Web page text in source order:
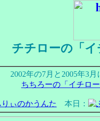
チチローの「
2002年の7月と2005年3
ちちろーの「イチロ
本日：